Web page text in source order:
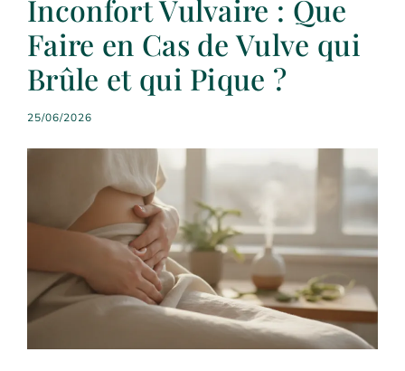
Inconfort Vulvaire : Que
Faire en Cas de Vulve qui
Brûle et qui Pique ?
25/06/2026